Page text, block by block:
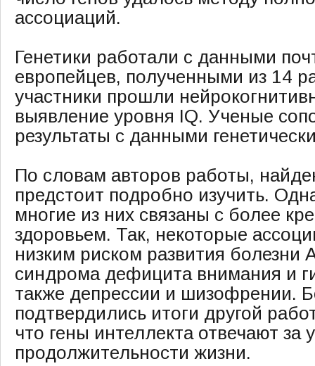
ассоциаций.
Генетики работали с данными
европейцев, полученными из 14
участники прошли
выявление уровня IQ. Ученые
результаты с данными
По словам авторов работы,
предстоит подробно изучить.
многие из них связаны с более
здоровьем. Так, некоторые
низким риском развития болезни
синдрома дефицита внимания и
также депрессии и шизофрении.
подтвердились итоги другой
что гены интеллекта отвечают за
продолжительности жизни.